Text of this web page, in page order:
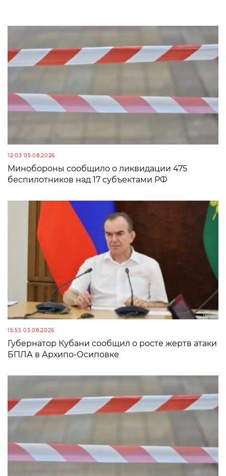
12:03 05.08.2026
Минобороны сообщило о ликвидации 475
беспилотников над 17 субъектами РФ
15:55 03.08.2026
Губернатор Кубани сообщил о росте жертв атаки
БПЛА в Архипо-Осиповке